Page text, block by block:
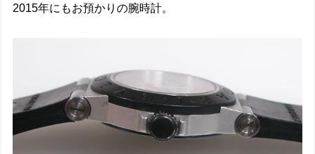
2015年にもお預かりの腕時計。